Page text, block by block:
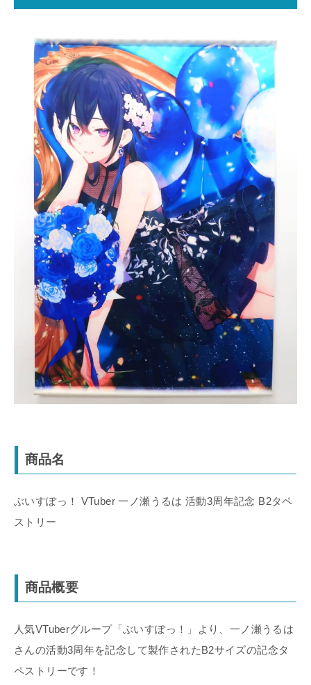
商品名
ぶいすぽっ！ VTuber 一ノ瀬うるは 活動3周年記念 B2タペ
ストリー
商品概要
人気VTuberグループ「ぶいすぽっ！」より、一ノ瀬うるは
さんの活動3周年を記念して製作されたB2サイズの記念タ
ペストリーです！